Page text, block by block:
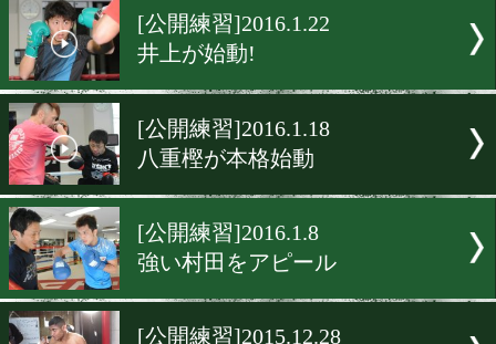
山中「当たれば倒れる」
後のない凱旋試合へ
[公開練習]2016.1.22
井上が始動!